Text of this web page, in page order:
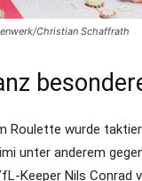
Christian Schaffrath
Roulette wurde
unter anderem
Keeper Nils Conrad